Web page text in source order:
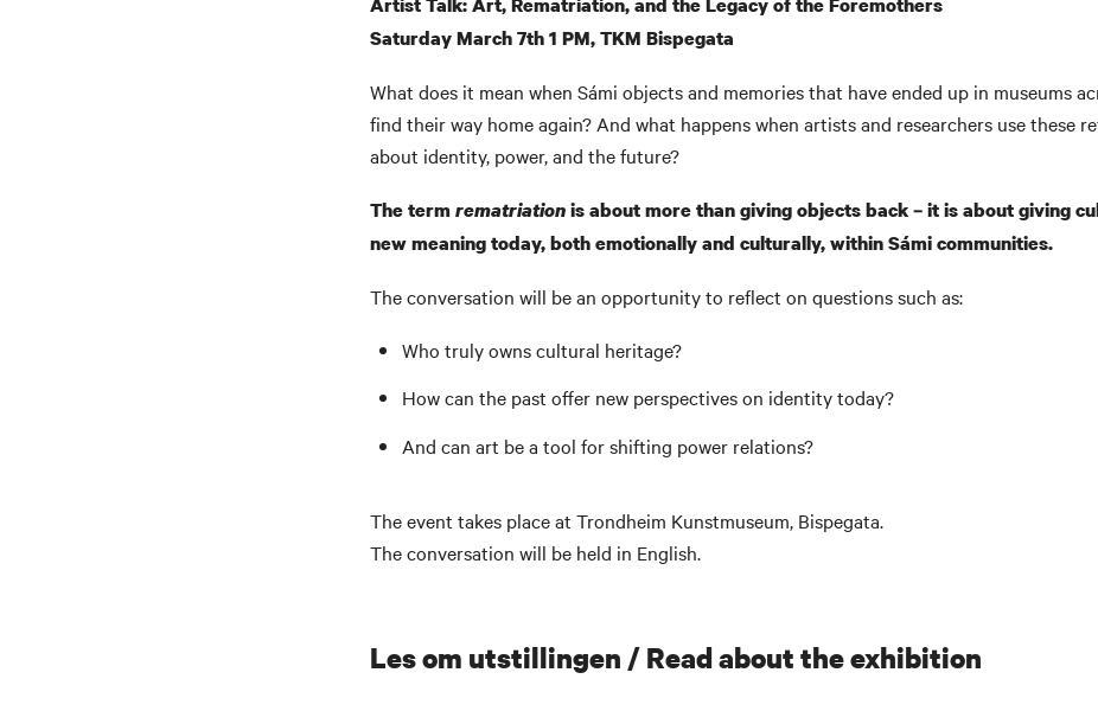
Saturday March 7th 1 PM, TKM Bispegata
What does it mean when Sámi objects and memories that have ended up in museums
find their way home again? And what happens when artists and researchers use these
about identity, power, and the future?
The termrematriationis about more than giving objects back – it is about giving
new meaning today, both emotionally and culturally, within Sámi communities.
The conversation will be an opportunity to reflect on questions such as:
Who truly owns cultural heritage?
How can the past offer new perspectives on identity today?
And can art be a tool for shifting power relations?
The event takes place at Trondheim Kunstmuseum, Bispegata.
The conversation will be held in English.
Les om utstillingen / Read about the exhibition